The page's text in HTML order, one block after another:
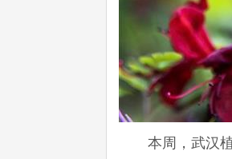
本周，武汉